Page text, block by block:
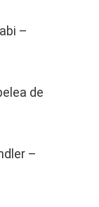
–
de
–